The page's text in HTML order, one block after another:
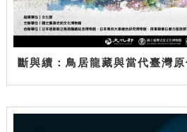
斷與續：鳥居龍藏與當代臺灣